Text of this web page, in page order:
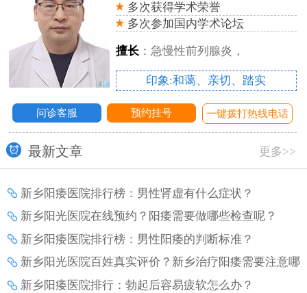
多次获得学术荣誉
多次参加国内学术论坛
擅长：急慢性前列腺炎，
印象:和蔼、亲切、踏实
问诊客服 预约挂号 一键拨打热线电话
最新文章 更多>>
新乡阳痿医院排行榜：男性肾虚有什么症状？
新乡阳光医院在线预约？阳痿需要做哪些检查呢？
新乡阳痿医院排行榜：男性阳痿的判断标准？
新乡阳光医院百姓真实评价？新乡治疗阳痿需要注意哪
些事项？
新乡阳痿医院排行：勃起后容易疲软怎么办？